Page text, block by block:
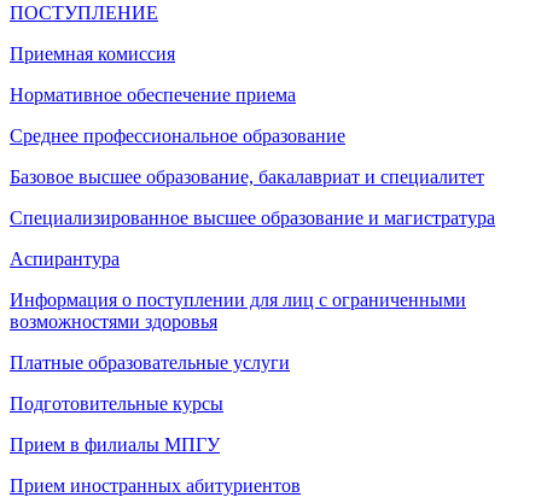
ПОСТУПЛЕНИЕ
Приемная комиссия
Нормативное обеспечение приема
Среднее профессиональное образование
Базовое высшее образование, бакалавриат и специалитет
Специализированное высшее образование и магистратура
Аспирантура
Информация о поступлении для лиц с ограниченными
возможностями здоровья
Платные образовательные услуги
Подготовительные курсы
Прием в филиалы МПГУ
Прием иностранных абитуриентов